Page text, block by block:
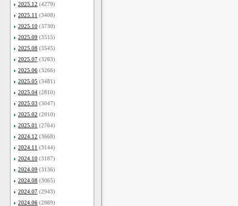
2025.12 (4279)
2025.11 (3408)
2025.10 (3730)
2025.09 (3515)
2025.08 (3545)
2025.07 (3263)
2025.06 (3266)
2025.05 (3481)
2025.04 (2810)
2025.03 (3047)
2025.02 (2910)
2025.01 (2764)
2024.12 (3668)
2024.11 (3144)
2024.10 (3187)
2024.09 (3136)
2024.08 (3065)
2024.07 (2943)
2024.06 (2989)